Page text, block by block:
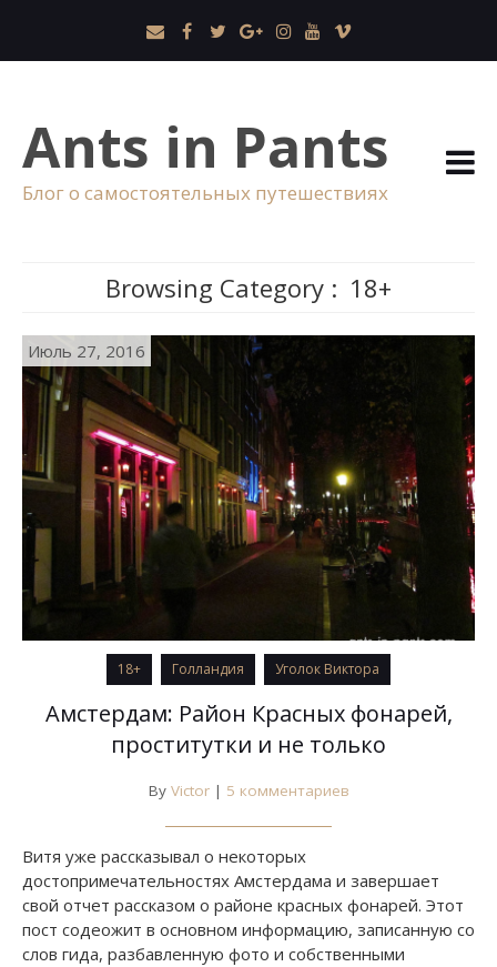
Ants in Pants
Блог о самостоятельных путешествиях
Browsing Category : 18+
Июль 27, 2016
18+ Голландия Уголок Виктора
Амстердам: Район Красных фонарей,
проститутки и не только
By Victor| 5 комментариев
Витя уже рассказывал о некоторых
достопримечательностях Амстердама и завершает
свой отчет рассказом о районе красных фонарей. Этот
пост содеожит в основном информацию, записанную со
слов гида, разбавленную фото и собственными